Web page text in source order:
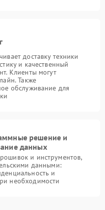
доставку техники
и качественный
Клиенты могут
Также
обслуживание для
решение и
данных
и инструментов,
данными:
и
необходимости